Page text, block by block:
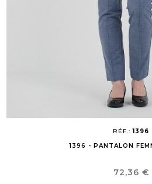
RÉF.:1396
1396 - PANTALON
Prix
72,36 €